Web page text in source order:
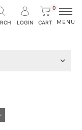
LOGIN
0
CART